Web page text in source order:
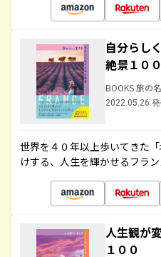
自分らし
絶景１００
BOOKS 旅の
2022.05.26
世界を４０年以上歩いてきた
けする、人生を輝かせるフラ
人生観が
１００